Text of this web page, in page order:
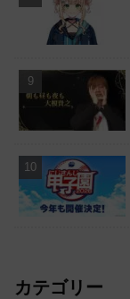
カテゴリー